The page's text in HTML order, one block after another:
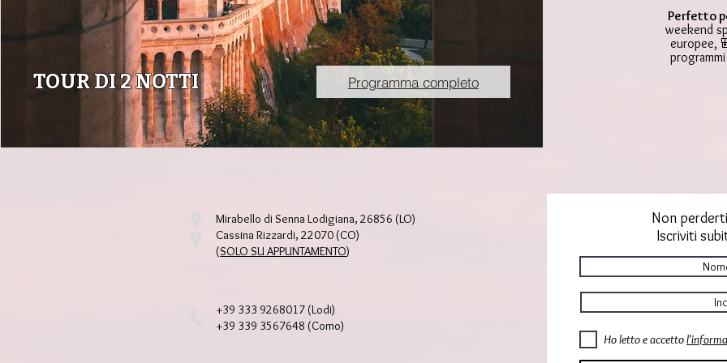
TOUR DI 2 NOTTI Programma completo
Perfetto
weekend
europee,
Mirabello di Senna Lodigiana, 26856 (LO)
Cassina Rizzardi, 22070 (CO)
(SOLO SU APPUNTAMENTO)
+39 333 9268017 (Lodi)
+39 339 3567648 (Como)
Non
Iscriviti
Ho letto e accetto